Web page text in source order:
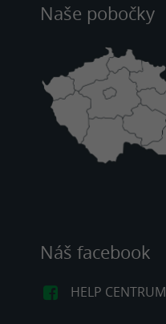
Naše pobočky
Náš facebook
HELP CENTRUM